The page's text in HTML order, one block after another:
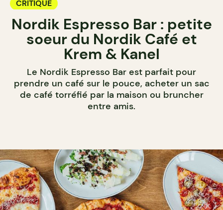
CRITIQUE
Nordik Espresso Bar : petite
soeur du Nordik Café et
Krem & Kanel
Le Nordik Espresso Bar est parfait pour
prendre un café sur le pouce, acheter un sac
de café torréfié par la maison ou bruncher
entre amis.